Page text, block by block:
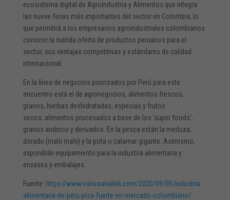
ecosistema digital de Agroindustria y Alimentos que integra
las nueve ferias más importantes del sector en Colombia, lo
que permitirá a los empresarios agroindustriales colombianos
conocer la nutrida oferta de productos peruanos para el
sector, sus ventajas competitivas y estándares de calidad
internacional.
En la línea de negocios priorizados por Perú para este
encuentro está el de agronegocios, alimentos frescos,
granos, hierbas deshidratadas, especias y frutos
secos; alimentos procesados a base de los ‘super foods’,
granos andinos y derivados. En la pesca están la merluza,
dorado (mahi mahi) y la pota o calamar gigante. Asimismo,
expondrán equipamiento para la industria alimentaria y
envases y embalajes.
Fuente: https://www.valoraanalitik.com/2020/09/05/industria-
alimentaria-de-peru-pisa-fuerte-en-mercado-colombiano/